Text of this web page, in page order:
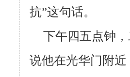
抗”这句话。
下午四五点钟
说他在光华门附